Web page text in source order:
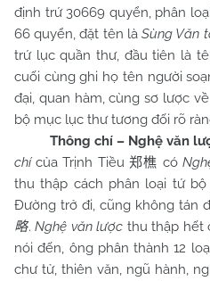
định trứ 30669 quyển, phân
66 quyển, đặt tên làSùng Văn
trứ lục quần thư, đầu tiên là
cuối cùng ghi họ tên người
đại, quan hàm, cùng sơ lược
bộ mục lục thư tương đối rõ
Thông chí – Nghệ văn
chícủa Trịnh Tiều 郑樵 có
thu thập cách phân loại tứ
Đường trở đi, cũng không tán
略. Nghệ văn lược thu thập hết
nói đến, ông phân thành 12
chư tử, thiên văn, ngũ hành,